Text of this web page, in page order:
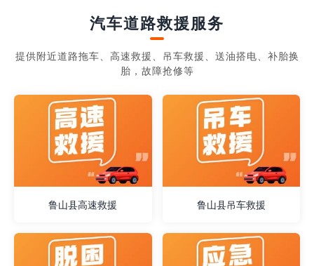
汽车道路救援服务
提供附近道路拖车、高速救援、吊车救援、送油搭电、补胎换
胎，故障抢修等
鲁山县高速救援 鲁山县吊车救援